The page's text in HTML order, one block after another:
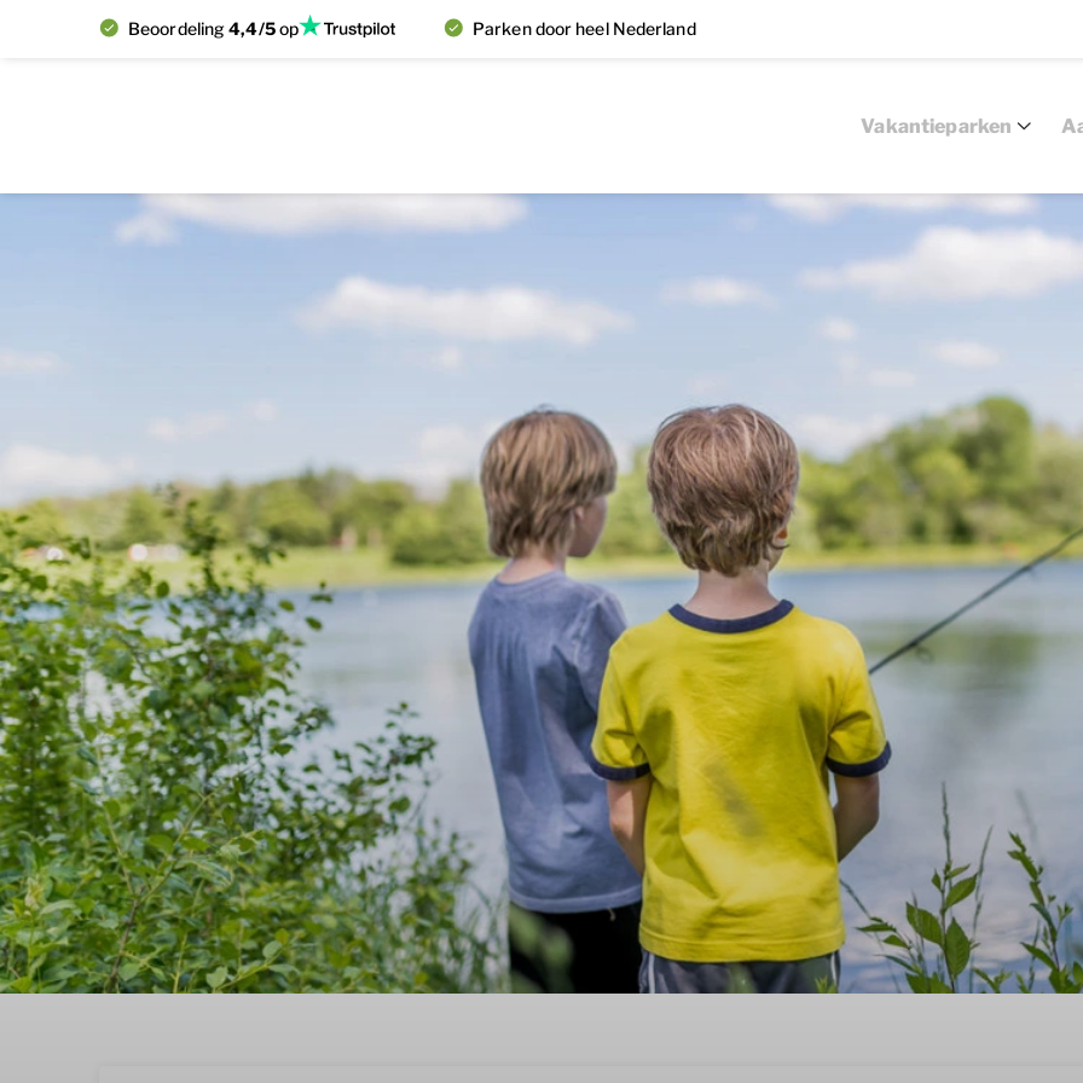
Beoordeling4,4/5op Parken door heel Nederland
Vakantieparken